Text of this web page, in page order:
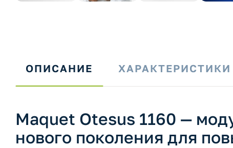
ОПИСАНИЕ ХАРАКТЕРИСТИКИ
Maquet Otesus 1160 —
нового поколения для